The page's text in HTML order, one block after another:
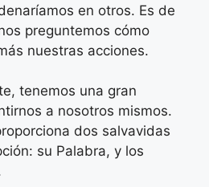
en otros. Es de
preguntemos cómo
nuestras acciones.
tenemos una gran
a nosotros mismos.
dos salvavidas
su Palabra, y los